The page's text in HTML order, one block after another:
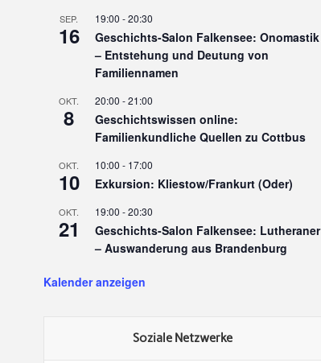
SEP.
16
19:00 -20:30
Geschichts-Salon Falkensee: Onomastik
– Entstehung und Deutung von
Familiennamen
OKT.
8
20:00 -21:00
Geschichtswissen online:
Familienkundliche Quellen zu Cottbus
OKT.
10
10:00 - 17:00
Exkursion: Kliestow/Frankurt (Oder)
OKT.
21
19:00 -20:30
Geschichts-Salon Falkensee: Lutheraner
– Auswanderung aus Brandenburg
Kalender anzeigen
Soziale Netzwerke